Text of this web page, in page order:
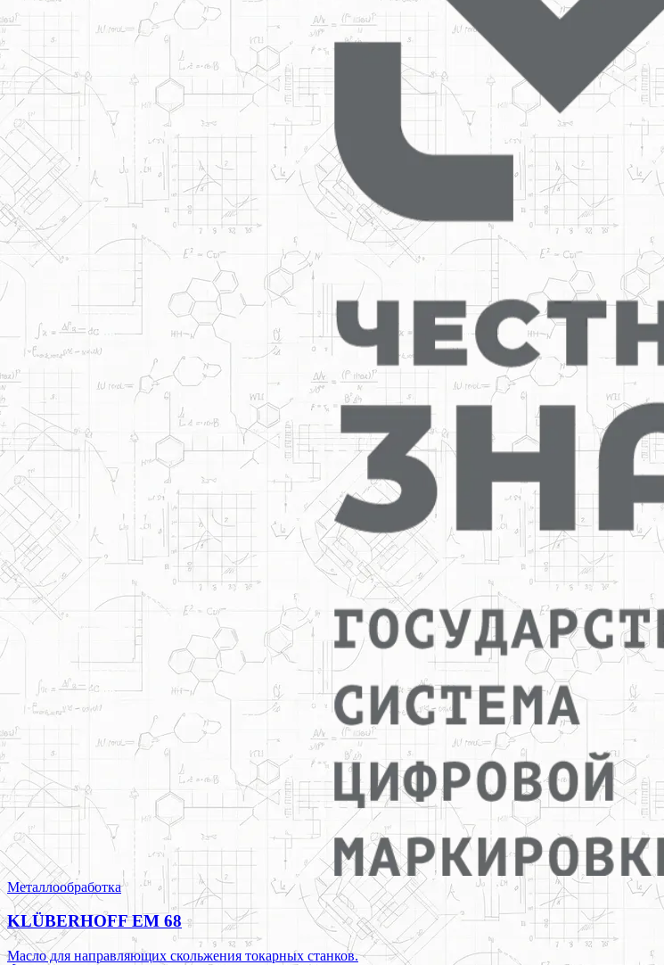
Металлообработка
KLÜBERHOFF EM 68
Масло для направляющих скольжения токарных станков.